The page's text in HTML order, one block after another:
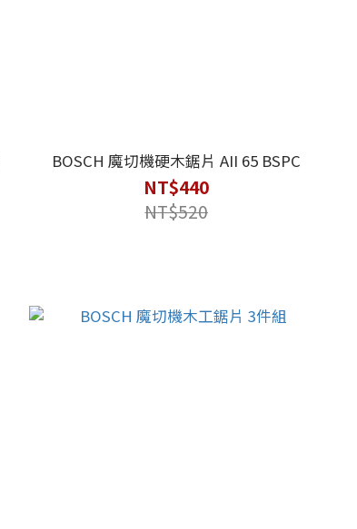
BOSCH 魔切機硬木鋸片 AII 65 BSPC
NT$440
NT$520